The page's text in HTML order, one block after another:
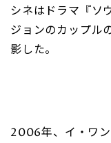
シネはドラマ『ソ
ジョンのカップル
影した。
2006年、イ・ワ